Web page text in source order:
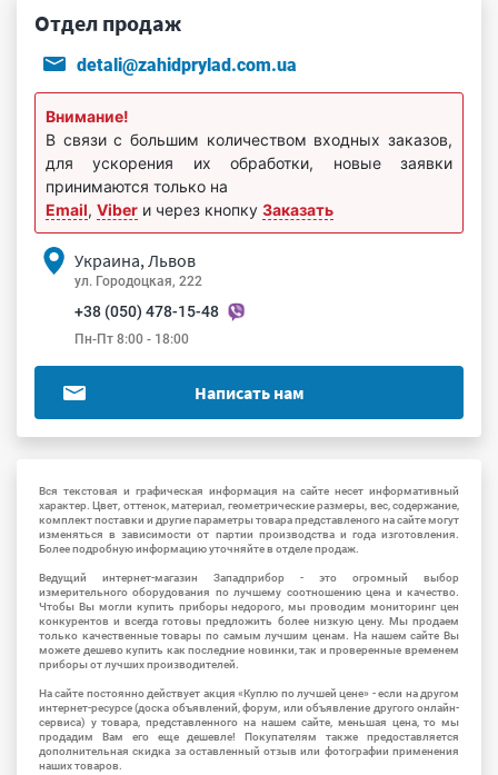
Отдел продаж
detali@zahidprylad.com.ua
Внимание!
В связи с большим количеством входных заказов,
для ускорения их обработки, новые заявки
принимаются только на
Email, Viber и через кнопку Заказать
Украина, Львов
ул. Городоцкая, 222
+38 (050) 478-15-48
Пн-Пт 8:00 - 18:00
Написать нам
Вся текстовая и графическая информация на сайте несет информативный
характер. Цвет, оттенок, материал, геометрические размеры, вес, содержание,
комплект поставки и другие параметры товара представленого на сайте могут
изменяться в зависимости от партии производства и года изготовления.
Более подробную информацию уточняйте в отделе продаж.
Ведущий интернет-магазин Западприбор - это огромный выбор
измерительного оборудования по лучшему соотношению цена и качество.
Чтобы Вы могли купить приборы недорого, мы проводим мониторинг цен
конкурентов и всегда готовы предложить более низкую цену. Мы продаем
только качественные товары по самым лучшим ценам. На нашем сайте Вы
можете дешево купить как последние новинки, так и проверенные временем
приборы от лучших производителей.
На сайте постоянно действует акция «Куплю по лучшей цене» - если на другом
интернет-ресурсе (доска объявлений, форум, или объявление другого онлайн-
сервиса) у товара, представленного на нашем сайте, меньшая цена, то мы
продадим Вам его еще дешевле! Покупателям также предоставляется
дополнительная скидка за оставленный отзыв или фотографии применения
наших товаров.